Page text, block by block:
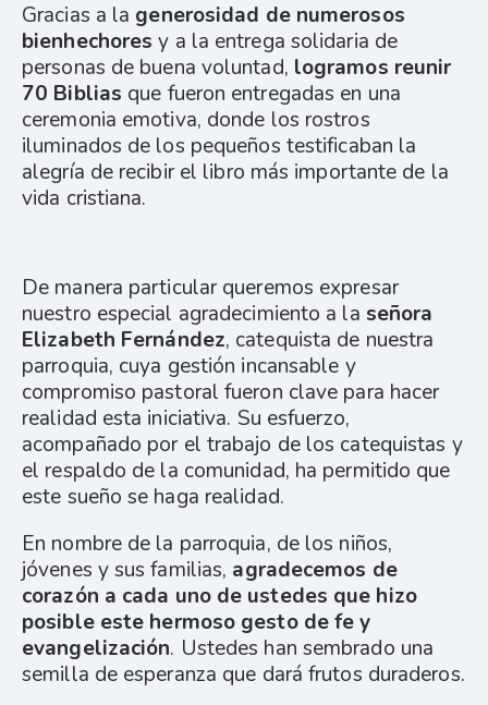
Gracias a la generosidad de numerosos
bienhechores y a la entrega solidaria de
personas de buena voluntad, logramos reunir
70 Biblias que fueron entregadas en una
ceremonia emotiva, donde los rostros
iluminados de los pequeños testificaban la
alegría de recibir el libro más importante de la
vida cristiana.
De manera particular queremos expresar
nuestro especial agradecimiento a la señora
Elizabeth Fernández, catequista de nuestra
parroquia, cuya gestión incansable y
compromiso pastoral fueron clave para hacer
realidad esta iniciativa. Su esfuerzo,
acompañado por el trabajo de los catequistas y
el respaldo de la comunidad, ha permitido que
este sueño se haga realidad.
En nombre de la parroquia, de los niños,
jóvenes y sus familias, agradecemos de
corazón a cada uno de ustedes que hizo
posible este hermoso gesto de fe y
evangelización. Ustedes han sembrado una
semilla de esperanza que dará frutos duraderos.